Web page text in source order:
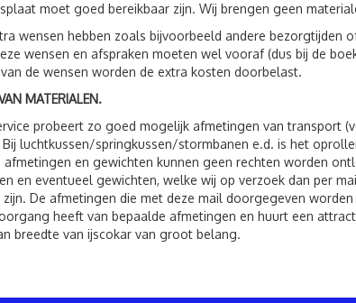
moet goed bereikbaar zijn. Wij brengen geen
wensen hebben zoals bijvoorbeeld andere bezorgtijden
wensen en afspraken moeten wel vooraf (dus bij de
de wensen worden de extra kosten doorbelast.
MATERIALEN.
probeert zo goed mogelijk afmetingen van transport
Bij luchtkussen/springkussen/stormbanen e.d. is het
afmetingen en gewichten kunnen geen rechten worden
en eventueel gewichten, welke wij op verzoek dan per
zijn. De afmetingen die met deze mail doorgegeven
heeft van bepaalde afmetingen en huurt een
breedte van ijscokar van groot belang.